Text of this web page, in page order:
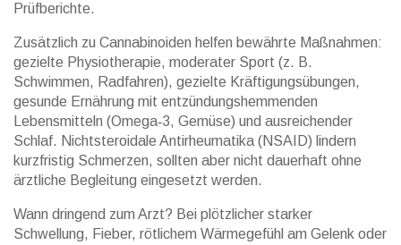
Prüfberichte.
Zusätzlich zu Cannabinoiden helfen bewährte Maßnahmen:
gezielte Physiotherapie, moderater Sport (z. B.
Schwimmen, Radfahren), gezielte Kräftigungsübungen,
gesunde Ernährung mit entzündungshemmenden
Lebensmitteln (Omega‑3, Gemüse) und ausreichender
Schlaf. Nichtsteroidale Antirheumatika (NSAID) lindern
kurzfristig Schmerzen, sollten aber nicht dauerhaft ohne
ärztliche Begleitung eingesetzt werden.
Wann dringend zum Arzt? Bei plötzlicher starker
Schwellung, Fieber, rötlichem Wärmegefühl am Gelenk oder